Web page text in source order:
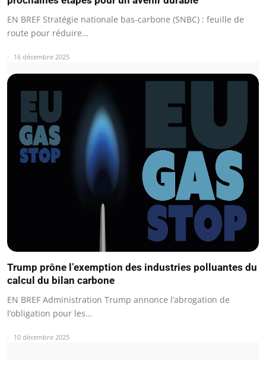
EN BREF Stratégie nationale bas-carbone (SNBC) : feuille de
route pour réduire…
16 décembre 2025
Trump prône l’exemption des industries polluantes du
calcul du bilan carbone
EN BREF Administration Trump annonce l’abrogation de
l’obligation pour les…
10 décembre 2025